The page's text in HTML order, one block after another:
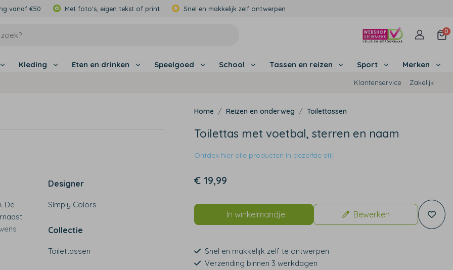
vanaf €50 Met foto's, eigen tekst of print Snel en makkelijk zelf ontwerpen
0
Kleding Eten en drinken Speelgoed School Tassen en reizen Sport Merken
Klantenservice Zakelijk
De
Designer
Simply Colors
Collectie
Toilettassen
Reizen en onderweg Toilettassen
Toilettas met voetbal, sterren en naam
Ontdek hier alle producten in dezelfde stijl
€ 19,99
In winkelmandje Bewerken
Snel en makkelijk zelf te ontwerpen
Verzending binnen 3 werkdagen